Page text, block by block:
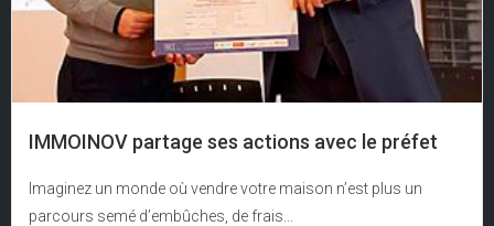
IMMOINOV partage ses actions avec le préfet
Imaginez un monde où vendre votre maison n’est plus un
parcours semé d’embûches, de frais...